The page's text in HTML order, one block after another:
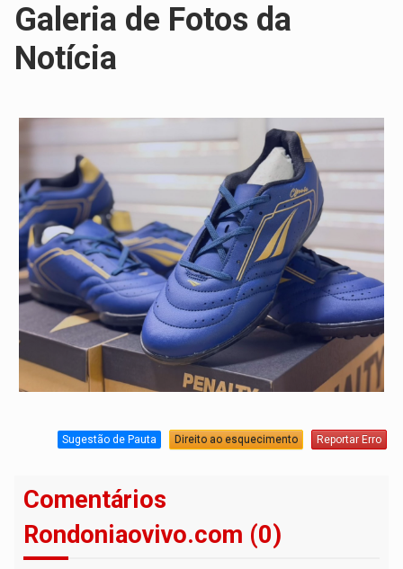
Galeria de Fotos da
Notícia
Sugestão de Pauta Direito ao esquecimento Reportar Erro
Comentários
Rondoniaovivo.com (0)